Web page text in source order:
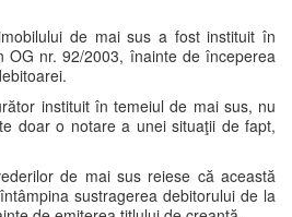
de mai sus a fost instituit în
OG nr. 92/2003, înainte de începerea
instituit în temeiul de mai sus, nu
doar o notare a unei situaţii de fapt,
de mai sus reiese că această
sustragerea debitorului de la